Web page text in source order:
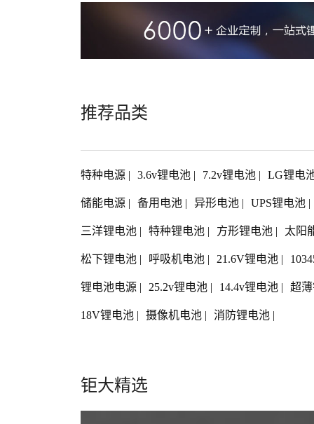
推荐品类
特种电源 | 3.6v锂电池 | 7.2v锂电池 | LG锂电
储能电源 | 备用电池 | 异形电池 | UPS锂电池 |
三洋锂电池 | 特种锂电池 | 方形锂电池 | 太阳
松下锂电池 | 呼吸机电池 | 21.6V锂电池 |
锂电池电源 | 25.2v锂电池 | 14.4v锂电池 | 超
18V锂电池 | 摄像机电池 | 消防锂电池 |
钜大精选